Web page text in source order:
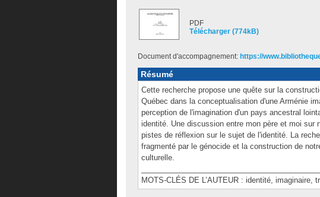
PDF
Télécharger (774kB)
Document d'accompagnement: https://
Résumé
Cette recherche propose une quête sur la
Québec dans la conceptualisation d'une Arménie
perception de l'imagination d'un pays ancestral
identité. Une discussion entre mon père et moi sur
pistes de réflexion sur le sujet de l'identité. La
fragmenté par le génocide et la construction de
culturelle.
MOTS-CLÉS DE L’AUTEUR : identité, imaginaire,